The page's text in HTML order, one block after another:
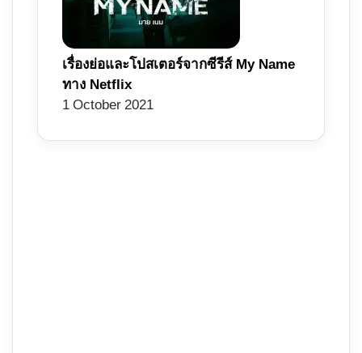
เรื่องย่อและโปสเตอร์จากซีรีส์ My Name
ทาง Netflix
1 October 2021